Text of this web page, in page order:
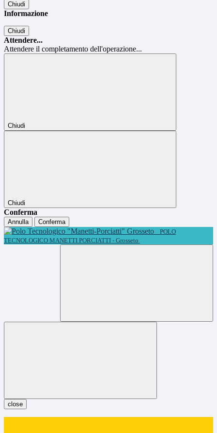
Chiudi
Informazione
Chiudi
Attendere...
Attendere il completamento dell'operazione...
Chiudi
Chiudi
Conferma
Annulla
Conferma
POLO
TECNOLOGICO MANETTI PORCIATTI - Grosseto
close